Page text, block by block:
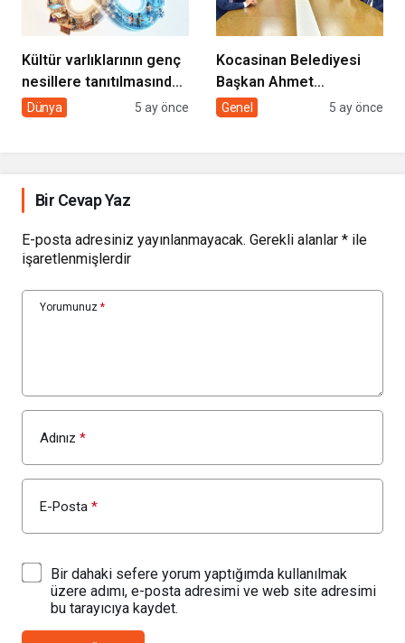
Kültür varlıklarının genç
nesillere tanıtılmasında
sivil toplumun rolü
Dünya 5 ay önce
Kocasinan Belediyesi
Başkan Ahmet
Çolakbayrakdar ile
Genel 5 ay önce
Bir Cevap Yaz
E-posta adresiniz yayınlanmayacak. Gerekli alanlar * ile
işaretlenmişlerdir
Yorumunuz *
Adınız *
E-Posta *
Bir dahaki sefere yorum yaptığımda kullanılmak
üzere adımı, e-posta adresimi ve web site adresimi
bu tarayıcıya kaydet.